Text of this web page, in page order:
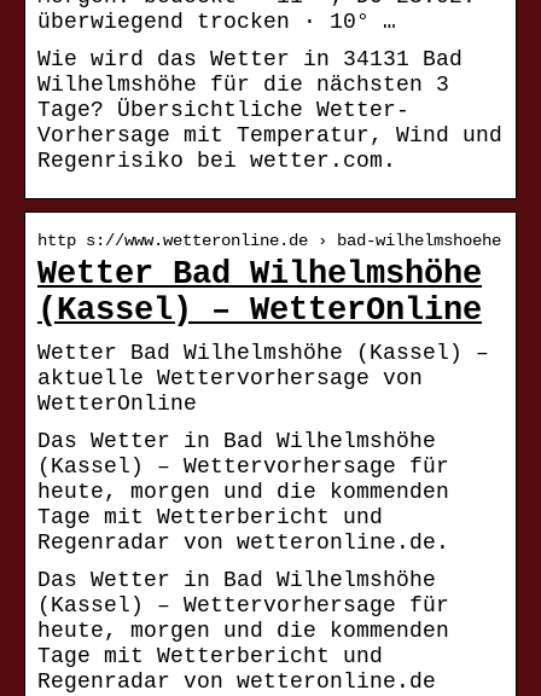
überwiegend trocken · 10° …
Wie wird das Wetter in 34131 Bad
Wilhelmshöhe für die nächsten 3
Tage? Übersichtliche Wetter-
Vorhersage mit Temperatur, Wind und
Regenrisiko bei wetter.com.
http s://www.wetteronline.de › bad-wilhelmshoehe
Wetter Bad Wilhelmshöhe
(Kassel) – WetterOnline
Wetter Bad Wilhelmshöhe (Kassel) –
aktuelle Wettervorhersage von
WetterOnline
Das Wetter in Bad Wilhelmshöhe
(Kassel) – Wettervorhersage für
heute, morgen und die kommenden
Tage mit Wetterbericht und
Regenradar von wetteronline.de.
Das Wetter in Bad Wilhelmshöhe
(Kassel) – Wettervorhersage für
heute, morgen und die kommenden
Tage mit Wetterbericht und
Regenradar von wetteronline.de